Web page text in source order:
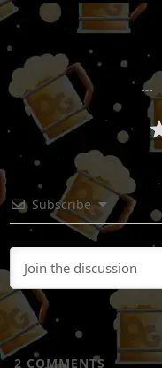
Subscribe
2 COMMENTS